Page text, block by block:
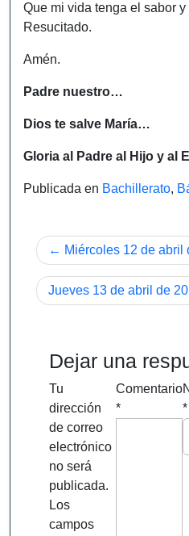
Que mi vida tenga el sabor
Resucitado.
Amén.
Padre nuestro…
Dios te salve María…
Gloria al Padre al Hijo y al
Publicada en Bachillerato,
Navegación
de
entradas
Miércoles 12 de abril
Jueves 13 de abril de
Dejar una
Tu
dirección
de correo
electrónico
no será
publicada.
Los
campos
Comentario
*
*